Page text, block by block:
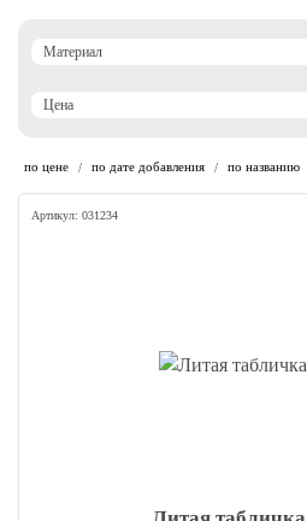
Материал
Цена
по цене / по дате добавления / по названию
Артикул: 031234